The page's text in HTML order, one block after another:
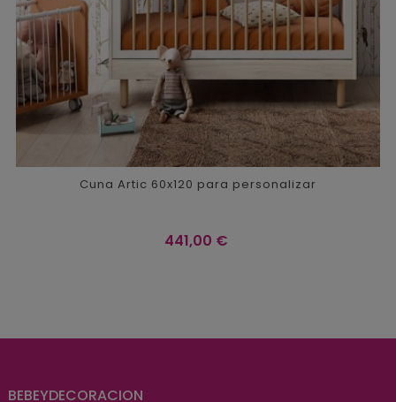
Cuna Artic 60x120 para personalizar
Precio
441,00 €
BEBEYDECORACION